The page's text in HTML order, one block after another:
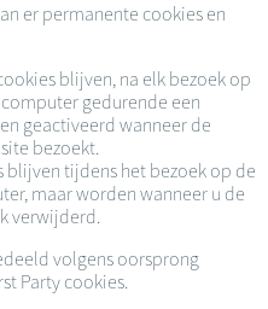
er permanente cookies en
blijven, na elk bezoek op
gedurende een
geactiveerd wanneer de
bezoekt.
blijven tijdens het bezoek op de
maar worden wanneer u de
verwijderd.
volgens oorsprong
Party cookies.